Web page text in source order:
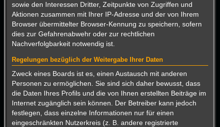
sowie den Interessen Dritter, Zeitpunkte von Zugriffen und
Aktionen zusammen mit Ihrer IP-Adresse und der von Ihrem
Browser übermittelter Browser-Kennung zu speichern, sofern
dies zur Gefahrenabwehr oder zur rechtlichen
Nachverfolgbarkeit notwendig ist.
Regelungen bezüglich der Weitergabe Ihrer Daten
Zweck eines Boards ist es, einen Austausch mit anderen
Personen zu ermöglichen. Sie sind sich daher bewusst, dass
die Daten Ihres Profils und die von Ihnen erstellten Beiträge im
Internet zugänglich sein können. Der Betreiber kann jedoch
festlegen, dass einzelne Informationen nur für einen
eingeschränkten Nutzerkreis (z. B. andere registrierte